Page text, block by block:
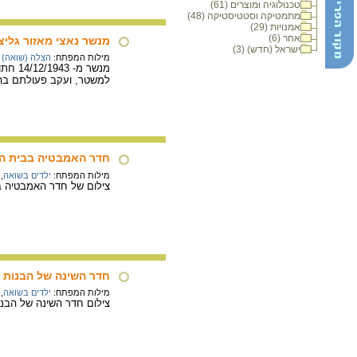
טכנולוגיה ומוצרים (61)
מתמטיקה וסטטיסטיקה (48)
אמנויות (29)
אחר (6)
ישראל (חדש) (3)
מנשר נאצי מאזור
מילות המפתח: הצלה (שואה)
למשטר, ועקב פעולתם
חדר האמבטיה בבית
מילות המפתח: ילדים בשואה
צילום של חדר האמבטיה
חדר השינה של הבנות
מילות המפתח: ילדים בשואה
צילום חדר השינה של